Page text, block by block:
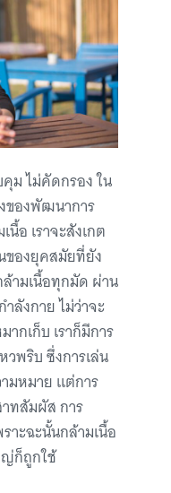
ม ไม่คัดกรอง ใน
ของพัฒนาการ
นื้อ เราจะสังเกต
ของยุคสมัยที่ยัง
ล้ามเนื้อทุกมัด ผ่าน
ลังกาย ไม่ว่าจะ
กเก็บ เราก็มีการ
วพริบ ซึ่งการเล่น
มหมาย แต่การ
ทสัมผัส การ
าะฉะนั้นกล้ามเนื้อ
ก็ถูกใช้